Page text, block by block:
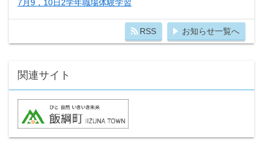
7月9，10日2学年職場体験学習
RSS お知らせ一覧へ
関連サイト